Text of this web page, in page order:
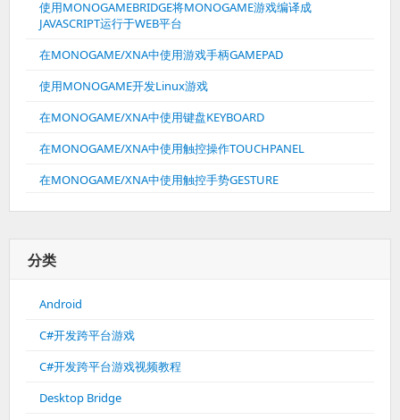
使用MONOGAMEBRIDGE将MONOGAME游戏编译成
JAVASCRIPT运行于WEB平台
在MONOGAME/XNA中使用游戏手柄GAMEPAD
使用MONOGAME开发Linux游戏
在MONOGAME/XNA中使用键盘KEYBOARD
在MONOGAME/XNA中使用触控操作TOUCHPANEL
在MONOGAME/XNA中使用触控手势GESTURE
分类
Android
C#开发跨平台游戏
C#开发跨平台游戏视频教程
Desktop Bridge